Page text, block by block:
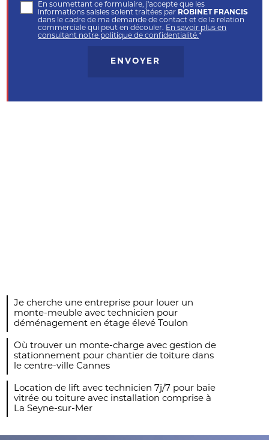
En soumettant ce formulaire, j'accepte que les
informations saisies soient traitées par ROBINET FRANCIS
dans le cadre de ma demande de contact et de la relation
commerciale qui peut en découler. En savoir plus en
consultant notre politique de confidentialité.*
Je cherche une entreprise pour louer un
monte-meuble avec technicien pour
déménagement en étage élevé Toulon
Où trouver un monte-charge avec gestion de
stationnement pour chantier de toiture dans
le centre-ville Cannes
Location de lift avec technicien 7j/7 pour baie
vitrée ou toiture avec installation comprise à
La Seyne-sur-Mer